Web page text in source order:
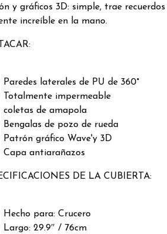
y gráficos 3D: simple, trae
increíble en la mano.
Paredes laterales de PU de 360°
Totalmente impermeable
coletas de amapola
Bengalas de pozo de rueda
Patrón gráfico Wave'y 3D
Capa antiarañazos
DE LA CUBIERTA:
Hecho para: Crucero
Largo: 29.9″ / 76cm